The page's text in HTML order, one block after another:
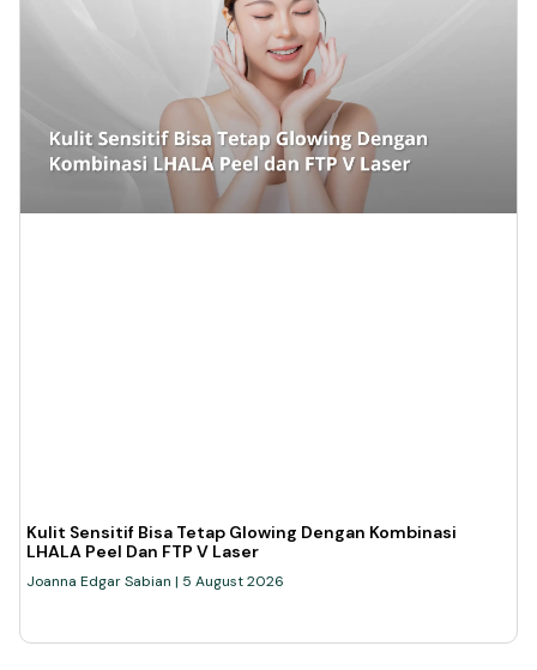
Kulit Sensitif Bisa Tetap Glowing Dengan Kombinasi
LHALA Peel Dan FTP V Laser
Joanna Edgar Sabian 5 August 2026